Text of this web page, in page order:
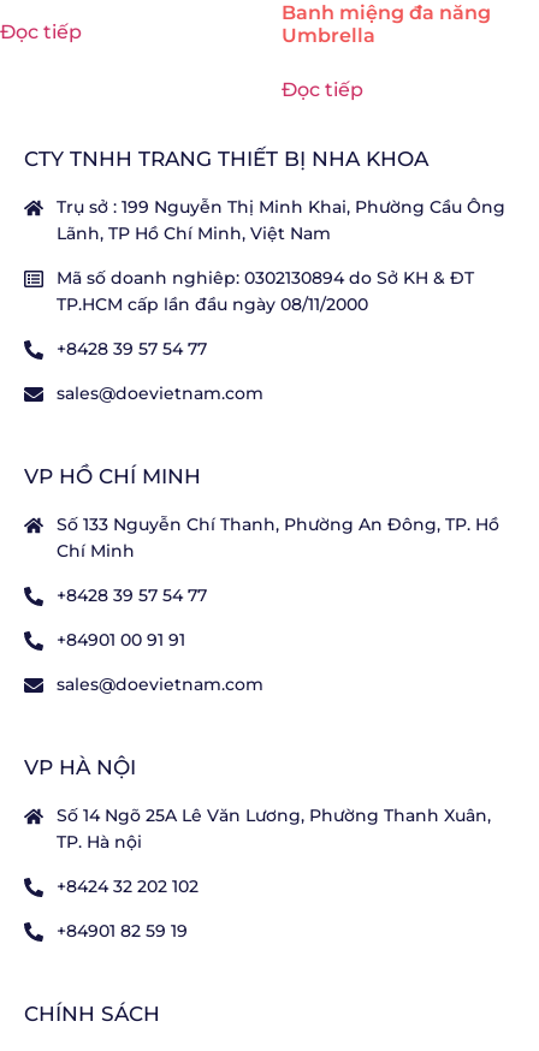
Đọc tiếp
Banh miệng đa năng
Umbrella
Đọc tiếp
CTY TNHH TRANG THIẾT BỊ NHA KHOA
Trụ sở : 199 Nguyễn Thị Minh Khai, Phường Cầu Ông
Lãnh, TP Hồ Chí Minh, Việt Nam
Mã số doanh nghiêp: 0302130894 do Sở KH & ĐT
TP.HCM cấp lần đầu ngày 08/11/2000
+8428 39 57 54 77
sales@doevietnam.com
VP HỒ CHÍ MINH
Số 133 Nguyễn Chí Thanh, Phường An Đông, TP. Hồ
Chí Minh
+8428 39 57 54 77
+84901 00 91 91
sales@doevietnam.com
VP HÀ NỘI
Số 14 Ngõ 25A Lê Văn Lương, Phường Thanh Xuân,
TP. Hà nội
+8424 32 202 102
+84901 82 59 19
CHÍNH SÁCH